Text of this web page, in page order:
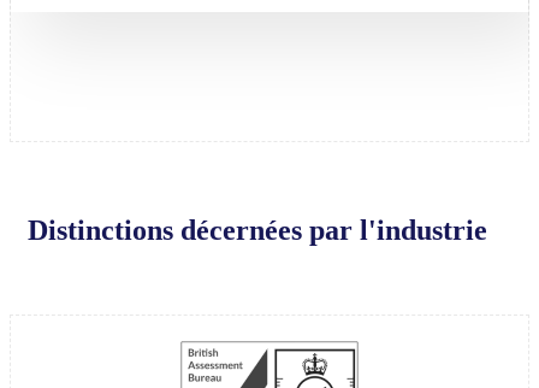
Distinctions décernées par l'industrie